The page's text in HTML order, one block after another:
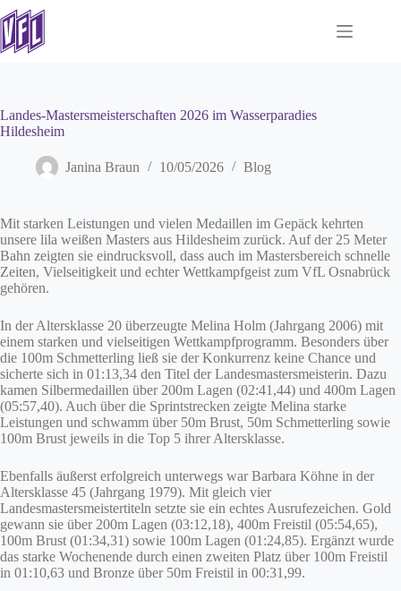
Zum
Inhalt
springen
Landes-Mastersmeisterschaften 2026 im Wasserparadies
Hildesheim
Janina Braun 10/05/2026 Blog
Mit starken Leistungen und vielen Medaillen im Gepäck kehrten
unsere lila weißen Masters aus Hildesheim zurück. Auf der 25 Meter
Bahn zeigten sie eindrucksvoll, dass auch im Mastersbereich schnelle
Zeiten, Vielseitigkeit und echter Wettkampfgeist zum VfL Osnabrück
gehören.
In der Altersklasse 20 überzeugte Melina Holm (Jahrgang 2006) mit
einem starken und vielseitigen Wettkampfprogramm. Besonders über
die 100m Schmetterling ließ sie der Konkurrenz keine Chance und
sicherte sich in 01:13,34 den Titel der Landesmastersmeisterin. Dazu
kamen Silbermedaillen über 200m Lagen (02:41,44) und 400m Lagen
(05:57,40). Auch über die Sprintstrecken zeigte Melina starke
Leistungen und schwamm über 50m Brust, 50m Schmetterling sowie
100m Brust jeweils in die Top 5 ihrer Altersklasse.
Ebenfalls äußerst erfolgreich unterwegs war Barbara Köhne in der
Altersklasse 45 (Jahrgang 1979). Mit gleich vier
Landesmastersmeistertiteln setzte sie ein echtes Ausrufezeichen. Gold
gewann sie über 200m Lagen (03:12,18), 400m Freistil (05:54,65),
100m Brust (01:34,31) sowie 100m Lagen (01:24,85). Ergänzt wurde
das starke Wochenende durch einen zweiten Platz über 100m Freistil
in 01:10,63 und Bronze über 50m Freistil in 00:31,99.